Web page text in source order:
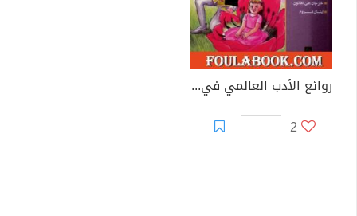
روائع الأدب العالمي في كبسولة جـ 8
2